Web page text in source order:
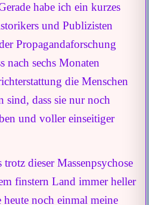
habe ich ein kurzes
und Publizisten
Propagandaforschung
nach sechs Monaten
die Menschen
sind, dass sie nur noch
und voller einseitiger
dieser Massenpsychose
finstern Land immer heller
noch einmal meine